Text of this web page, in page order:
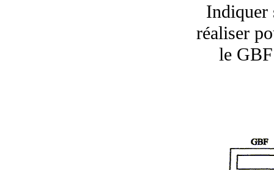
Indiquer
réaliser
le